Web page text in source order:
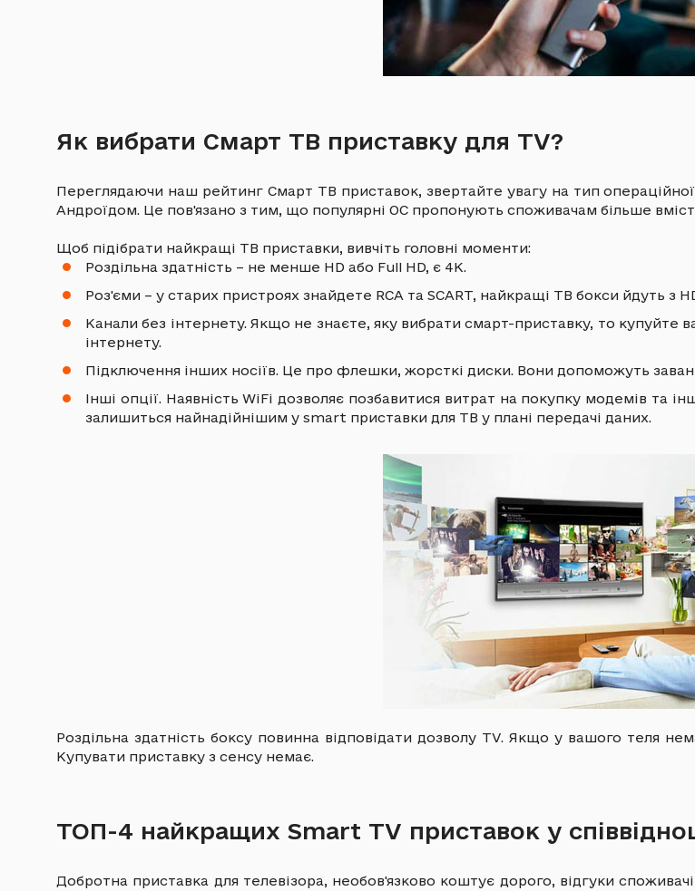
Як вибрати Смарт ТВ приставку для TV?
Переглядаючи наш рейтинг Смарт ТВ приставок, звертайте увагу на тип
Андроїдом. Це пов'язано з тим, що популярні ОС пропонують споживачам більше
Щоб підібрати найкращі ТВ приставки, вивчіть головні моменти:
Роздільна здатність – не менше HD або Full HD, є 4К.
Роз'єми – у старих пристроях знайдете RCA та SCART, найкращі ТВ бокси йдуть з
Канали без інтернету. Якщо не знаєте, яку вибрати смарт-приставку, то купуйте
інтернету.
Підключення інших носіїв. Це про флешки, жорсткі диски. Вони допоможуть
Інші опції. Наявність WiFi дозволяє позбавитися витрат на покупку модемів та
залишиться найнадійнішим у smart приставки для ТВ у плані передачі даних.
Роздільна здатність боксу повинна відповідати дозволу TV. Якщо у вашого теля
Купувати приставку з сенсу немає.
ТОП-4 найкращих Smart TV приставок у
Добротна приставка для телевізора, необов'язково коштує дорого, відгуки